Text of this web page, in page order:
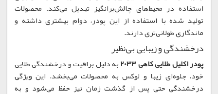
استفاده در محیط‌های چالش‌برانگیز تبدیل می‌کند. محصولات
تولید شده با استفاده از این پودر، دوام بیشتری داشته و
ماندگاری طولانی‌تری دارند.
درخشندگی و زیبایی بی‌نظیر
پودر اکلیل طلایی کاهی 2033
به دلیل براقیت و درخشندگی طلایی
خود، جلوه‌ای زیبا و لوکس به محصولات می‌بخشد. این ویژگی
درخشندگی حتی پس از گذشت زمان نیز حفظ می‌شود و به